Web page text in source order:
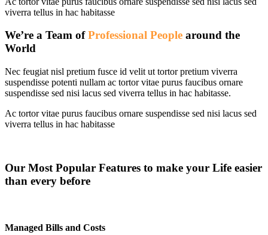
viverra tellus in hac habitasse
We’re a Team ofProfessional People around the
World
Nec feugiat nisl pretium fusce id velit ut tortor pretium viverra
suspendisse potenti nullam ac tortor vitae purus faucibus ornare
suspendisse sed nisi lacus sed viverra tellus in hac habitasse.
Ac tortor vitae purus faucibus ornare suspendisse sed nisi lacus sed
viverra tellus in hac habitasse
Our Most Popular Features to make your Life easier
than every before
Managed Bills and Costs